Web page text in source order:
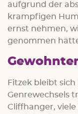
aufgrund der
krampfigen
ernst nehmen,
genommen
Fitzek bleibt
Genrewechsels
Cliffhanger,